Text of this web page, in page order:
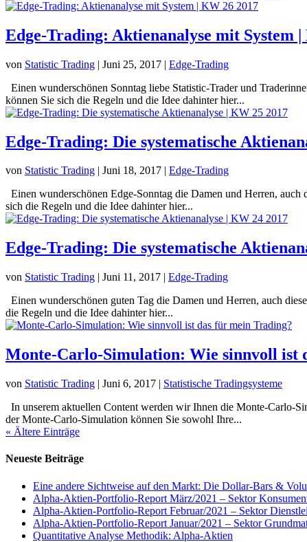
Edge-Trading: Aktienanalyse mit System |
von Statistic Trading | Juni 25, 2017 | Edge-Trading
Einen wunderschönen Sonntag liebe Statistic-Trader und
können Sie sich die Regeln und die Idee dahinter hier...
Edge-Trading: Die systematische
von Statistic Trading | Juni 18, 2017 | Edge-Trading
Einen wunderschönen Edge-Sonntag die Damen und Herren,
sich die Regeln und die Idee dahinter hier...
Edge-Trading: Die systematische
von Statistic Trading | Juni 11, 2017 | Edge-Trading
Einen wunderschönen guten Tag die Damen und Herren, auch
die Regeln und die Idee dahinter hier...
Monte-Carlo-Simulation: Wie sinnvoll ist
von Statistic Trading | Juni 6, 2017 | Statistische Tradingsysteme
In unserem aktuellen Content werden wir Ihnen die Monte-Carlo-
der Monte-Carlo-Simulation können Sie sowohl Ihre...
« Ältere Einträge
Neueste Beiträge
Eine andere Sichtweise auf den Markt: Die Dollar-Bars &
Alpha-Aktien-Portfolio-Report März/2021 – Sektor
Alpha-Aktien-Portfolio-Report Februar/2021 – Sektor
Alpha-Aktien-Portfolio-Report Januar/2021 – Sektor
Quantitative Analyse Methodik: Alpha-Aktien